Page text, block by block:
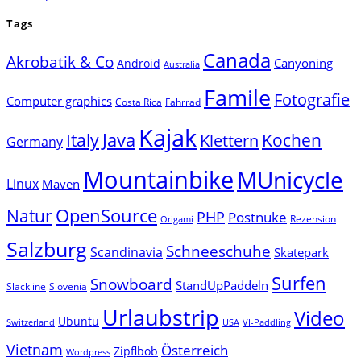
Tags
Akrobatik & Co Android Australia Canada Canyoning
Computer graphics Costa Rica Fahrrad Famile Fotografie
Germany Italy Java Kajak Klettern Kochen
Linux Maven MountainbikeMUnicycle
NaturOpenSource Origami PHP Postnuke Rezension
SalzburgScandinavia Schneeschuhe Skatepark
Slackline Slovenia Snowboard StandUpPaddeln Surfen
Switzerland Ubuntu Urlaubstrip USA VI-Paddling Video
Vietnam Wordpress Zipflbob Österreich